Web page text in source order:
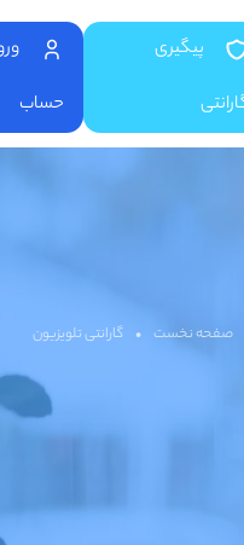
پیگیری
حساب
صفحه نخست • گارانتی تلویزیون